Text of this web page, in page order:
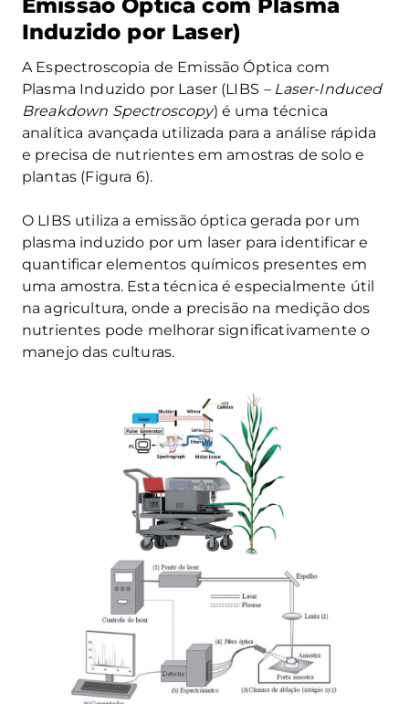
Emissão Óptica com Plasma
Induzido por Laser)
A Espectroscopia de Emissão Óptica com
Plasma Induzido por Laser (LIBS – Laser-Induced
Breakdown Spectroscopy) é uma técnica
analítica avançada utilizada para a análise rápida
e precisa de nutrientes em amostras de solo e
plantas (Figura 6).
O LIBS utiliza a emissão óptica gerada por um
plasma induzido por um laser para identificar e
quantificar elementos químicos presentes em
uma amostra. Esta técnica é especialmente útil
na agricultura, onde a precisão na medição dos
nutrientes pode melhorar significativamente o
manejo das culturas.